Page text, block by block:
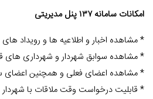
امکانات سامانه ۱۳۷ پنل مدیریتی
* مشاهده اخبار و اطلاعیه ها و رویداد
* مشاهده سوابق شهردار و شهرداری های
* مشاهده اعضای فعلی و همچنین اعضای
* قابلیت درخواست وقت ملاقات با